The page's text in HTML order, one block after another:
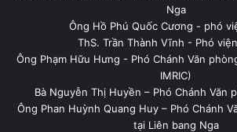
Nga
Ông Hồ Phú Quốc Cương - phó
ThS. Trần Thành Vĩnh - Phó
Ông Phạm Hữu Hưng - Phó Chánh Văn
IMRIC)
Bà Nguyễn Thị Huyền – Phó Chánh Văn
Ông Phan Huỳnh Quang Huy – Phó Chánh
tại Liên bang Nga